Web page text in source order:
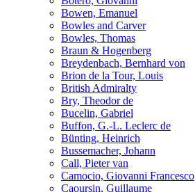
Bowen, Emanuel
Bowles and Carver
Bowles, Thomas
Braun & Hogenberg
Breydenbach, Bernhard von
Brion de la Tour, Louis
British Admiralty
Bry, Theodor de
Bucelin, Gabriel
Buffon, G.-L. Leclerc de
Bünting, Heinrich
Bussemacher, Johann
Call, Pieter van
Camocio, Giovanni Francesco
Caoursin, Guillaume